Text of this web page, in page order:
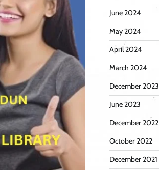
June 2024
May 2024
April 2024
March 2024
December 2023
June 2023
December 2022
October 2022
December 2021